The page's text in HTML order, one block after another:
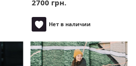
2700 грн.
Нет в наличии